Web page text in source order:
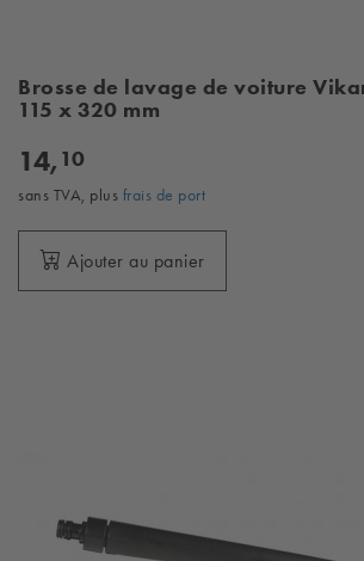
Brosse de lavage de voiture
115 x 320 mm
14, 10
sans TVA, plus frais de port
Ajouter au panier